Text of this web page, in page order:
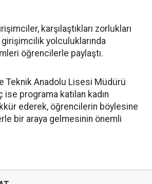
karşılaştıkları zorlukları
girişimcilik yolculuklarında
öğrencilerle paylaştı.
Teknik Anadolu Lisesi Müdürü
programa katılan kadın
ederek, öğrencilerin böylesine
bir araya gelmesinin önemli